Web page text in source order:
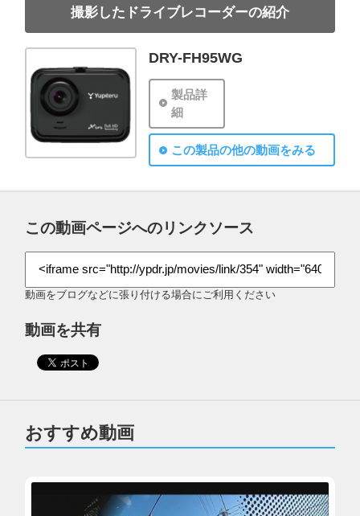
撮影したドライブレコーダーの紹介
DRY-FH95WG
製品詳
細
この製品の他の動画をみる
この動画ページへのリンクソース
動画をブログなどに張り付ける場合にご利用ください
動画を共有
おすすめ動画